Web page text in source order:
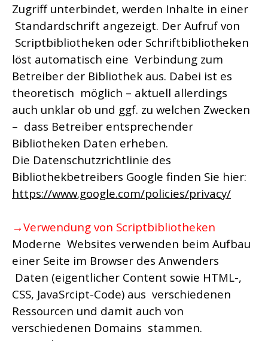
Zugriff unterbindet, werden Inhalte in einer
Standardschrift angezeigt. Der Aufruf von
Scriptbibliotheken oder Schriftbibliotheken
löst automatisch eine Verbindung zum
Betreiber der Bibliothek aus. Dabei ist es
theoretisch möglich – aktuell allerdings
auch unklar ob und ggf. zu welchen Zwecken
– dass Betreiber entsprechender
Bibliotheken Daten erheben.
Die Datenschutzrichtlinie des
Bibliothekbetreibers Google finden Sie hier:
https://www.google.com/policies/privacy/
→Verwendung von Scriptbibliotheken
Moderne Websites verwenden beim Aufbau
einer Seite im Browser des Anwenders
Daten (eigentlicher Content sowie HTML-,
CSS, JavaSrcipt-Code) aus verschiedenen
Ressourcen und damit auch von
verschiedenen Domains stammen.